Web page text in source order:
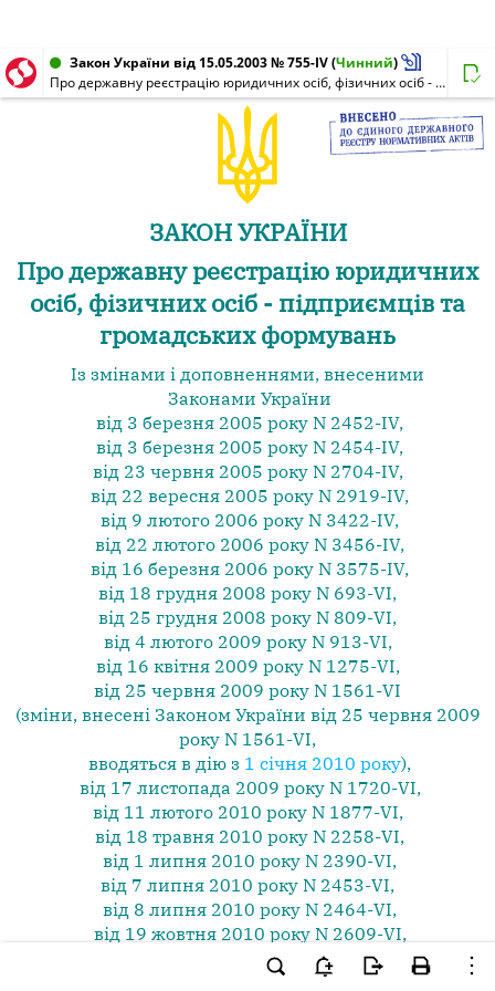
Закон України від 15.05.2003 № 755-IV(Чинний)
Про державну реєстрацію юридичних осіб, фізичних осіб - підприємців та громадських формувань